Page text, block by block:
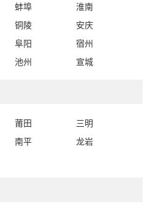
蚌埠
淮南
铜陵
安庆
阜阳
宿州
池州 宣城
莆田
三明
南平
龙岩